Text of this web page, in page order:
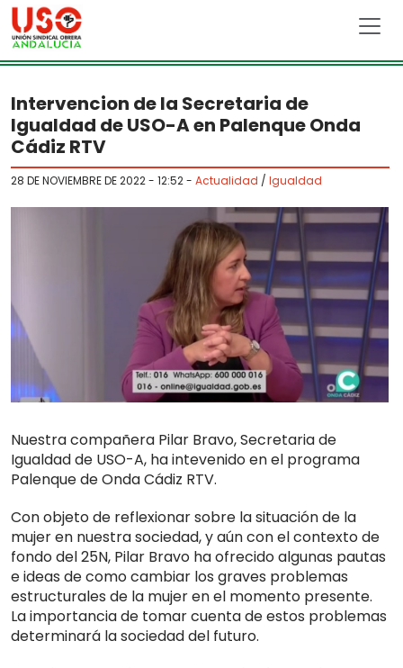
Skip to main content
Intervencion de la Secretaria de
Igualdad de USO-A en Palenque Onda
Cádiz RTV
28 DE NOVIEMBRE DE 2022 - 12:52- Actualidad / Igualdad
Nuestra compañera Pilar Bravo, Secretaria de
Igualdad de USO-A, ha intevenido en el programa
Palenque de Onda Cádiz RTV.
Con objeto de reflexionar sobre la situación de la
mujer en nuestra sociedad, y aún con el contexto de
fondo del 25N, Pilar Bravo ha ofrecido algunas pautas
e ideas de como cambiar los graves problemas
estructurales de la mujer en el momento presente.
La importancia de tomar cuenta de estos problemas
determinará la sociedad del futuro.